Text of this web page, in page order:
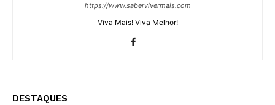
https://www.sabervivermais.com
Viva Mais! Viva Melhor!
DESTAQUES